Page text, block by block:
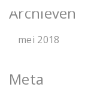
Archieven
mei 2018
Meta